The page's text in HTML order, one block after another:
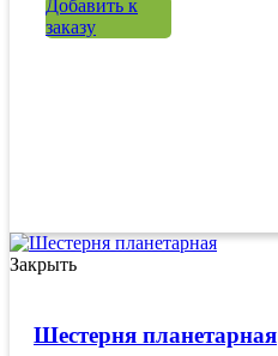
Добавить к
заказу
Закрыть
Шестерня планетарная